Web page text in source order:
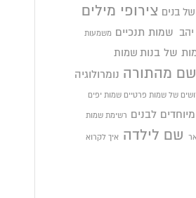
בנים צירופי מילים
שמות תנכיים משמעות
של בנות שמות
שם מהתורה נומרולוגיה
של שמות פרטיים שמות יפים
לבנים רשימת שמות
שם לילדה איך לקרוא